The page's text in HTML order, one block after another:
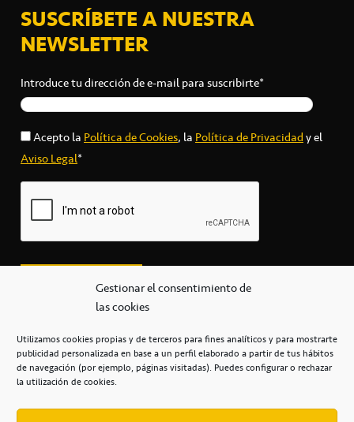
Gestionar el consentimiento de
las cookies
Utilizamos cookies propias y de terceros para fines analíticos y para mostrarte
publicidad personalizada en base a un perfil elaborado a partir de tus hábitos
de navegación (por ejemplo, páginas visitadas). Puedes configurar o rechazar
la utilización de cookies.
SUSCRÍBETE A NUESTRA
NEWSLETTER
Introduce tu dirección de e-mail para suscribirte*
Acepto la Política de Cookies, la Política de Privacidady el
Aviso Legal*
secretaria@cbcanarias.es
+34 922 253 684